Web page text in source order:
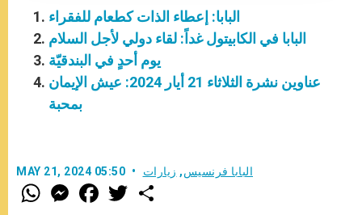
البابا: إعطاء الذات كطعام للفقراء
البابا في الكابيتول غداً: لقاء دولي لأجل السلام
يوم أحدٍ في البندقيّة
عناوين نشرة الثلاثاء 21 أيار 2024: عيش الإيمان
بمحبة
MAY 21, 2024 05:50 البابا فرنسيس, زيارات
W
h
M
e
F
a w